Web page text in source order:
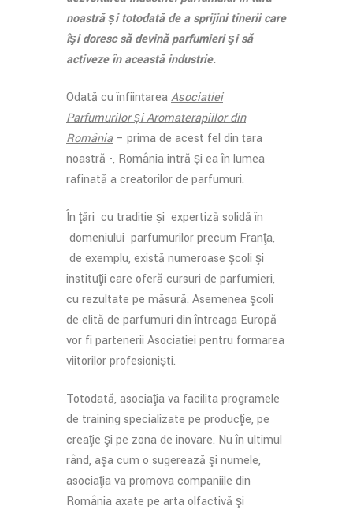
noastră și totodată de a sprijini tinerii care
îşi doresc să devină parfumieri şi să
activeze în această industrie.
Odată cu înființareaAsociației
Parfumurilor și Aromaterapiilor din
România – prima de acest fel din țara
noastră -, România intră și ea în lumea
rafinată a creatorilor de parfumuri.
În ţări cu tradiție și expertiză solidă în
domeniului parfumurilor precum Franţa,
de exemplu, există numeroase şcoli şi
instituţii care oferă cursuri de parfumieri,
cu rezultate pe măsură. Asemenea şcoli
de elită de parfumuri din întreaga Europă
vor fi partenerii Asociației pentru formarea
viitorilor profesioniști.
Totodată, asociaţia va facilita programele
de training specializate pe producţie, pe
creaţie şi pe zona de inovare. Nu în ultimul
rând, aşa cum o sugerează şi numele,
asociaţia va promova companiile din
România axate pe arta olfactivă şi